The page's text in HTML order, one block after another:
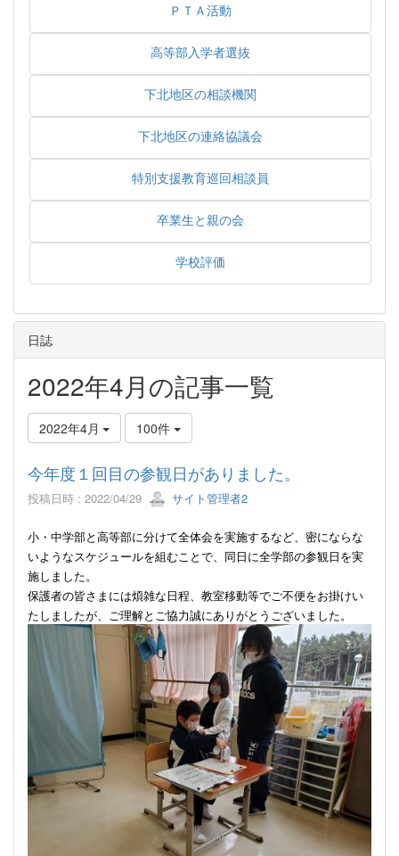
ＰＴＡ活動
高等部入学者選抜
下北地区の相談機関
下北地区の連絡協議会
特別支援教育巡回相談員
卒業生と親の会
学校評価
日誌
2022年4月の記事一覧
2022年4月 100件
今年度１回目の参観日がありました。
投稿日時 : 2022/04/29 サイト管理者2
小・中学部と高等部に分けて全体会を実施するなど、密にならな
いようなスケジュールを組むことで、同日に全学部の参観日を実
施しました。
保護者の皆さまには煩雑な日程、教室移動等でご不便をお掛けい
たしましたが、ご理解とご協力誠にありがとうございました。